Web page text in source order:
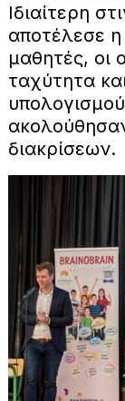
Ιδιαίτερη
αποτέλεσε
μαθητές, οι
ταχύτητα
διακρίσεων.